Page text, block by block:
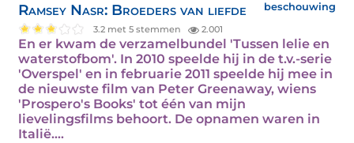
Ramsey Nasr: Broeders van liefde beschouwing
3.2 met 5 stemmen 2.001
En er kwam de verzamelbundel 'Tussen lelie en
waterstofbom'. In 2010 speelde hij in de t.v.-serie
'Overspel' en in februarie 2011 speelde hij mee in
de nieuwste film van Peter Greenaway, wiens
'Prospero's Books' tot één van mijn
lievelingsfilms behoort. De opnamen waren in
Italië.…